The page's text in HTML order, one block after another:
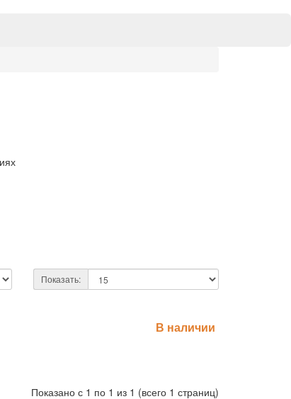
Показать:
В наличии
Показано с 1 по 1 из 1 (всего 1 страниц)